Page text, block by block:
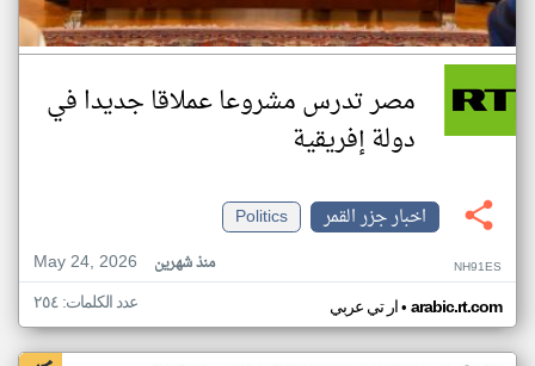
مصر تدرس مشروعا عملاقا جديدا في
دولة إفريقية
اخبار جزر القمر
Politics
May 24, 2026
منذ شهرين NH91ES
ار تي عربي• arabic.rt.com عدد الكلمات: ٢٥٤